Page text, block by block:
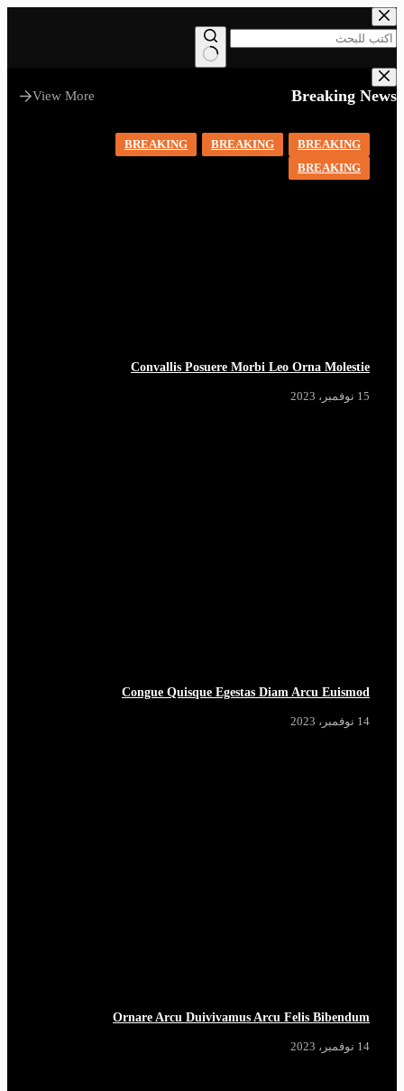
التجاوز
إلى
المحتوى
توجد
Breaking News
View More
BREAKING
BREAKING
BREAKING
BREAKING
Convallis Posuere Morbi Leo Orna Molestie
15 نوفمبر، 2023
Congue Quisque Egestas Diam Arcu Euismod
14 نوفمبر، 2023
Ornare Arcu Duivivamus Arcu Felis Bibendum
14 نوفمبر، 2023